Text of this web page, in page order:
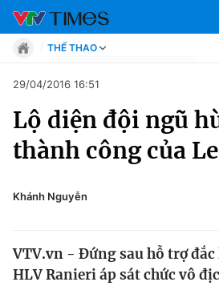
Chuyên mục
Tin tức
Phong cách
THỂ THAO
Move
Phong cách
Chân dung
Sự kiện
Thể thao điện tử
Bên lề
29/04/2016 16:51
Lộ diện đội ngũ
thành công của
Khánh Nguyễn
VTV.vn - Đứng sau hỗ trợ
HLV Ranieri áp sát chức vô